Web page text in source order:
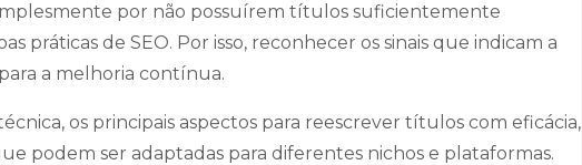
por não possuírem títulos suficientemente
práticas de SEO. Por isso, reconhecer os sinais que indicam a
a melhoria contínua.
os principais aspectos para reescrever títulos com eficácia,
podem ser adaptadas para diferentes nichos e plataformas.